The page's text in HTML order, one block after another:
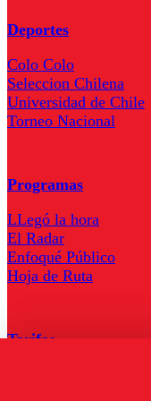
Deportes
Colo Colo
Seleccion Chilena
Universidad de Chile
Torneo Nacional
Programas
LLegó la hora
El Radar
Enfoqué Público
Hoja de Ruta
Tarifas